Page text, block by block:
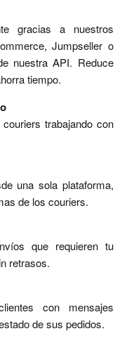
gracias a nuestros
Jumpseller o
nuestra API. Reduce
tiempo.
trabajando con
una sola plataforma,
de los couriers.
que requieren tu
retrasos.
con mensajes
de sus pedidos.